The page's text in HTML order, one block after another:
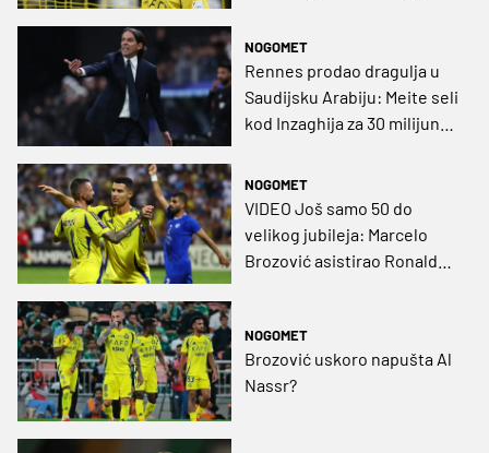
NOGOMET
Rennes prodao dragulja u
Saudijsku Arabiju: Meite seli
kod Inzaghija za 30 milijuna
NOGOMET
VIDEO Još samo 50 do
velikog jubileja: Marcelo
Brozović asistirao Ronaldu
NOGOMET
Brozović uskoro napušta Al
Nassr?